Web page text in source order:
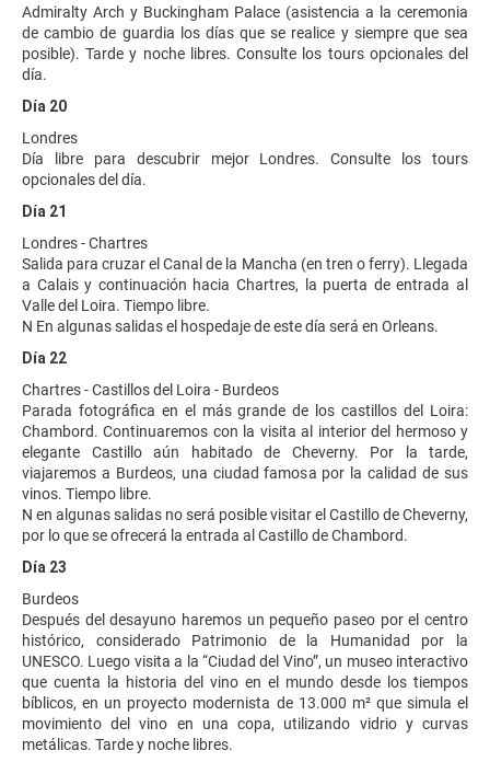
Admiralty Arch y Buckingham Palace (asistencia a la ceremonia
de cambio de guardia los días que se realice y siempre que sea
posible). Tarde y noche libres. Consulte los tours opcionales del
día.
Día 20
Londres
Día libre para descubrir mejor Londres. Consulte los tours
opcionales del día.
Día 21
Londres - Chartres
Salida para cruzar el Canal de la Mancha (en tren o ferry). Llegada
a Calais y continuación hacia Chartres, la puerta de entrada al
Valle del Loira. Tiempo libre.
N En algunas salidas el hospedaje de este día será en Orleans.
Día 22
Chartres - Castillos del Loira - Burdeos
Parada fotográfica en el más grande de los castillos del Loira:
Chambord. Continuaremos con la visita al interior del hermoso y
elegante Castillo aún habitado de Cheverny. Por la tarde,
viajaremos a Burdeos, una ciudad famosa por la calidad de sus
vinos. Tiempo libre.
N en algunas salidas no será posible visitar el Castillo de Cheverny,
por lo que se ofrecerá la entrada al Castillo de Chambord.
Día 23
Burdeos
Después del desayuno haremos un pequeño paseo por el centro
histórico, considerado Patrimonio de la Humanidad por la
UNESCO. Luego visita a la “Ciudad del Vino”, un museo interactivo
que cuenta la historia del vino en el mundo desde los tiempos
bíblicos, en un proyecto modernista de 13.000 m² que simula el
movimiento del vino en una copa, utilizando vidrio y curvas
metálicas. Tarde y noche libres.